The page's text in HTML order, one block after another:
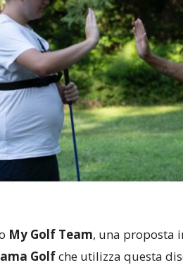
My Golf Team, una proposta
Golfche utilizza questa